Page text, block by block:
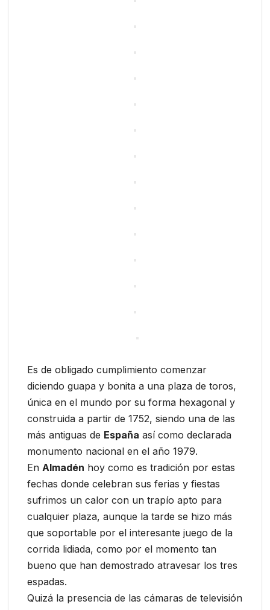
Es de obligado cumplimiento comenzar
diciendo guapa y bonita a una plaza de toros,
única en el mundo por su forma hexagonal y
construida a partir de 1752, siendo una de las
más antiguas de España así como declarada
monumento nacional en el año 1979.
En Almadén hoy como es tradición por estas
fechas donde celebran sus ferias y fiestas
sufrimos un calor con un trapío apto para
cualquier plaza, aunque la tarde se hizo más
que soportable por el interesante juego de la
corrida lidiada, como por el momento tan
bueno que han demostrado atravesar los tres
espadas.
Quizá la presencia de las cámaras de televisión